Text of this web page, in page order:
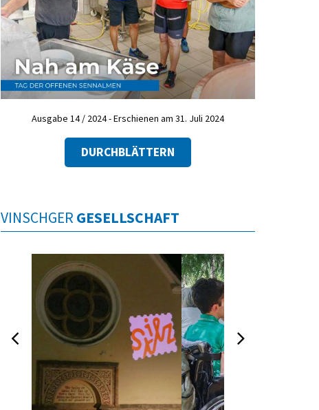
Ausgabe 14 / 2024 - Erschienen am 31. Juli 2024
DURCHBLÄTTERN
VINSCHGER GESELLSCHAFT